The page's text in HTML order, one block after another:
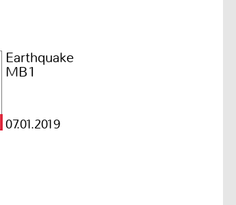
Earthquake
MB1
07.01.2019